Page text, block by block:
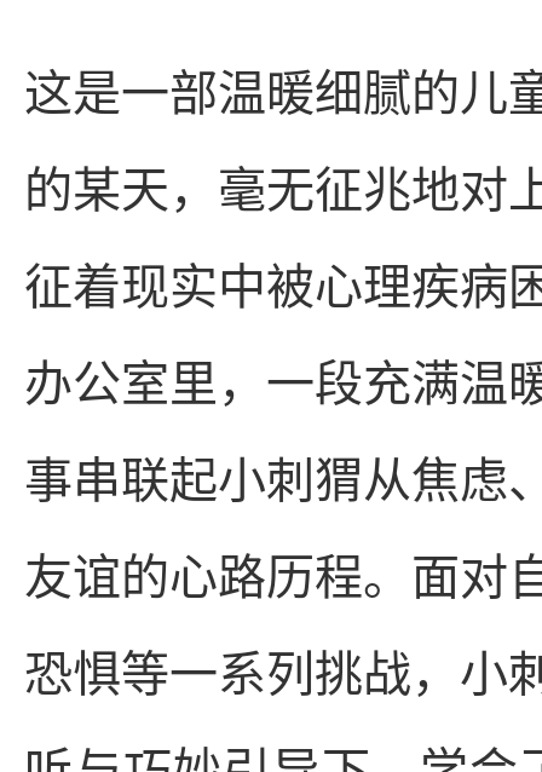
这是一部温暖细腻的儿
的某天，毫无征兆地对
征着现实中被心理疾病
办公室里，一段充满温
事串联起小刺猬从焦虑
友谊的心路历程。面对
恐惧等一系列挑战，小